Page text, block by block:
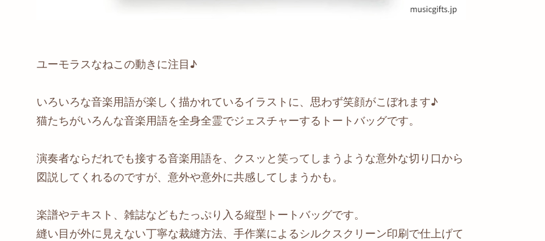
ユーモラスなねこの動きに注目♪
いろいろな音楽用語が楽しく描かれているイラストに、思わず笑顔がこぼれます♪
猫たちがいろんな音楽用語を全身全霊でジェスチャーするトートバッグです。
演奏者ならだれでも接する音楽用語を、クスッと笑ってしまうような意外な切り口から
図説してくれるのですが、意外や意外に共感してしまうかも。
楽譜やテキスト、雑誌などもたっぷり入る縦型トートバッグです。
縫い目が外に見えない丁寧な裁縫方法、手作業によるシルクスクリーン印刷で仕上げて